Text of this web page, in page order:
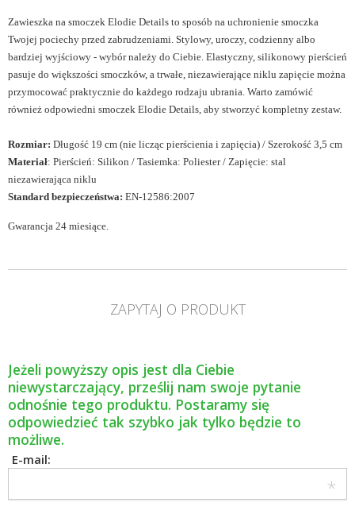
Zawieszka na smoczek Elodie Details to sposób na uchronienie smoczka
Twojej pociechy przed zabrudzeniami. Stylowy, uroczy, codzienny albo
bardziej wyjściowy - wybór należy do Ciebie. Elastyczny, silikonowy pierścień
pasuje do większości smoczków, a trwałe, niezawierające niklu zapięcie można
przymocować praktycznie do każdego rodzaju ubrania. Warto zamówić
również odpowiedni smoczek Elodie Details, aby stworzyć kompletny zestaw.
Rozmiar: Długość 19 cm (nie licząc pierścienia i zapięcia) / Szerokość 3,5 cm
Materiał: Pierścień: Silikon / Tasiemka: Poliester / Zapięcie: stal
niezawierająca niklu
Standard bezpieczeństwa: EN-12586:2007
Gwarancja 24 miesiące.
ZAPYTAJ O PRODUKT
Jeżeli powyższy opis jest dla Ciebie
niewystarczający, prześlij nam swoje pytanie
odnośnie tego produktu. Postaramy się
odpowiedzieć tak szybko jak tylko będzie to
możliwe.
E-mail: